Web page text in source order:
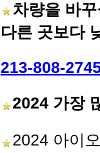
차량을 바
다른 곳보다
213-808-
2024 가장
2024 아이